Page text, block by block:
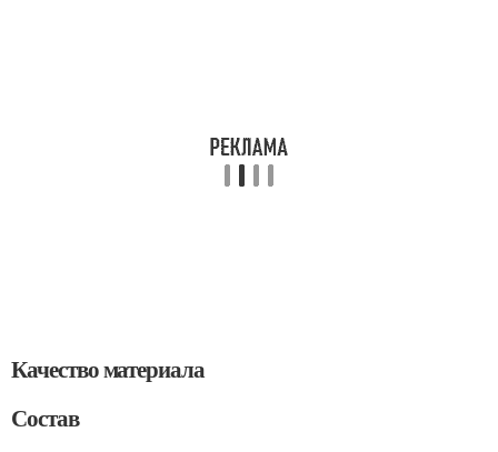
Качество материала
Состав